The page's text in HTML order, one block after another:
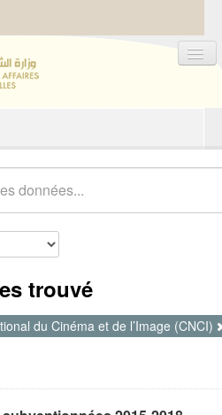
trouvé
du Cinéma et de l’Image (CNCI)